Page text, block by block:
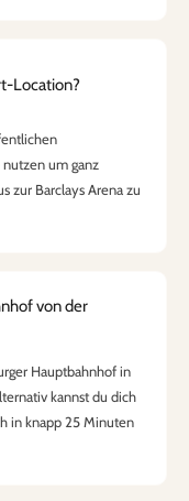
Location?
um ganz
zur Barclays Arena zu
von der
Hauptbahnhof in
kannst du dich
in knapp 25 Minuten